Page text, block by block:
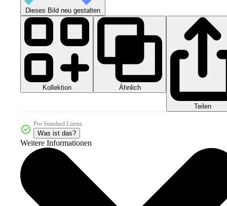
Dieses Bild neu gestalten
Kollektion Ähnlich
Teilen
Pro Standard Lizenz
Was ist das?
Weitere Informationen